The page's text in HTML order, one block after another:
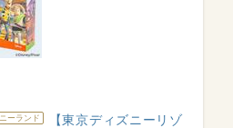
ーランド
【東京ディズニーリゾ